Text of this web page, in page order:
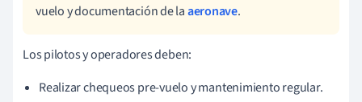
vuelo y documentación de laaeronave.
Los pilotos y operadores deben:
Realizar chequeos pre-vuelo y mantenimiento regular.